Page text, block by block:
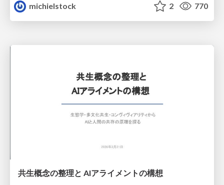
michielstock
2 770
共生概念の整理と AIアライメントの構想